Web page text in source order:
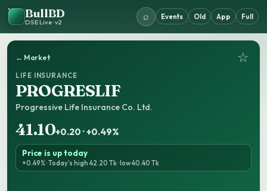
BullBD
DSE Live · v2
⌕ Events Old App Full
← Market ☆
LIFE INSURANCE
PROGRESLIF
Progressive Life Insurance Co. Ltd.
41.10+0.20 · +0.49%
Price is up today
+0.49% · Today’s high 42.20 Tk · low 40.40 Tk